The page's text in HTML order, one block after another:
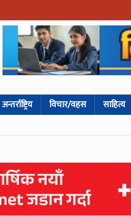
अन्तर्राष्ट्रिय विचार/वहस साहित्य